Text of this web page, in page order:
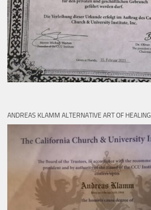
ANDREAS KLAMM ALTERNATIVE ART OF HEALING